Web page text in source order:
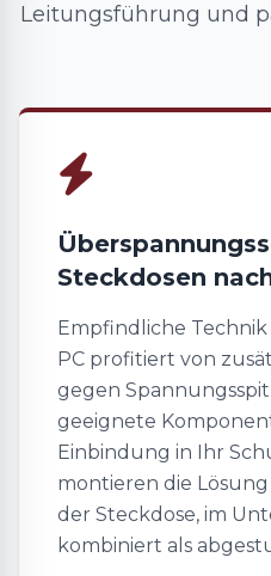
Leitungsführung und
Steckdosen
Empfindliche
PC profitiert von
gegen
geeignete
Einbindung in Ihr
montieren die
der Steckdose, im
kombiniert als